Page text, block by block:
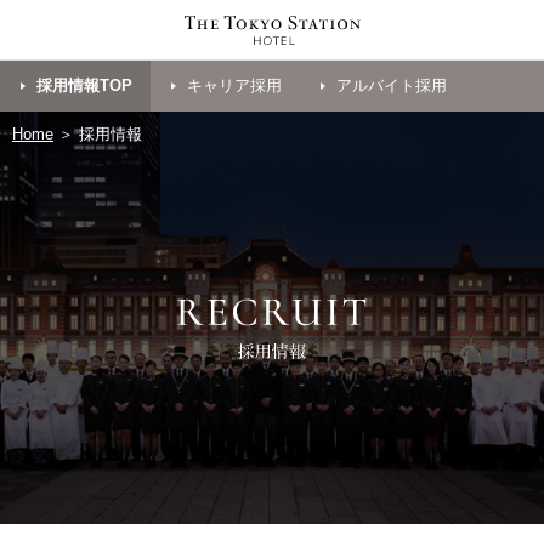
採用情報TOP キャリア採用 アルバイト採用
Home ＞ 採用情報